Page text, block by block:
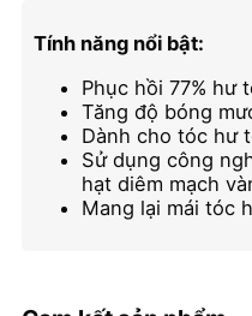
Absolut
Repair
Gold
dưỡng
tóc
mềm
mượt
&
Tính năng nổi bật:
Phục hồi 77% hư
Tăng độ bóng
Dành cho tóc hư
Sử dụng công
hạt diêm mạch
Mang lại mái tóc